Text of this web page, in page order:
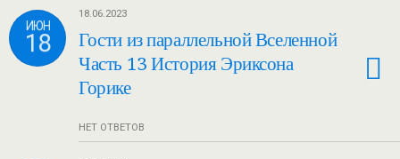
ИЮН
18
18.06.2023
Гости из параллельной Вселенной
Часть 13 История Эриксона
Горике
НЕТ ОТВЕТОВ